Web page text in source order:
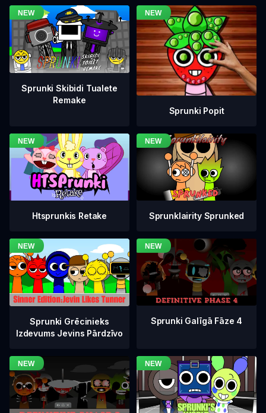
Sprunki Skibidi Tualete
Remake
Sprunki Popit
Htsprunkis Retake Sprunklairity Sprunked
Sprunki Grēcinieks
Izdevums Jevins Pārdzīvo
Sprunki Galīgā Fāze 4